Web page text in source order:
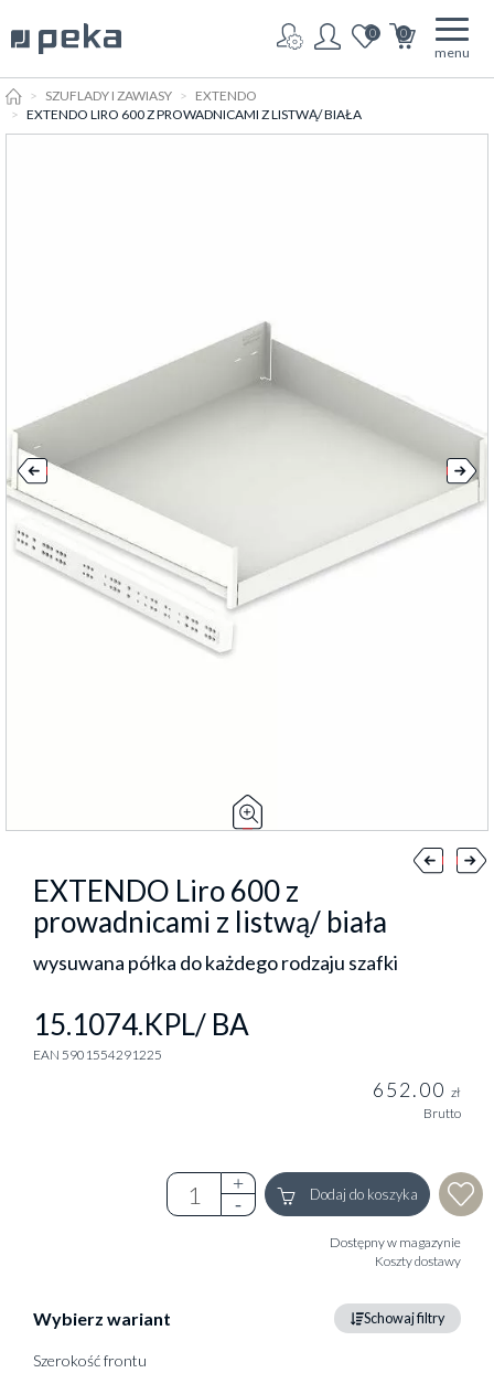
0 0
menu
HOMESZUFLADY I ZAWIASY
EXTENDO
EXTENDO LIRO 600 Z PROWADNICAMI Z LISTWĄ/ BIAŁA
EXTENDO Liro 600 z
prowadnicami z listwą/ biała
wysuwana półka do każdego rodzaju szafki
15.1074.KPL/ BA
EAN 5901554291225
652.00 zł
Brutto
Dodaj do koszyka
Dostępny w magazynie
Koszty dostawy
Wybierz wariant Schowaj filtry
Szerokość frontu